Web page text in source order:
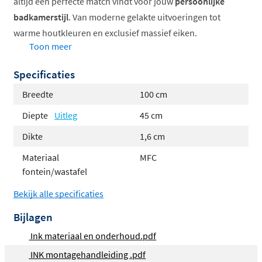
badkamerstijl. Van moderne gelakte uitvoeringen tot
warme houtkleuren en exclusief massief eiken.
MDF gelakt, MFC of massief eiken
Breedtes van 60 tot 180 cm
Geschikt voor opbouwkommen
Drie materiaalsoorten voor elke
voorkeur
Kies voorgelakte MDF topbladen
zoals mat wit, mat zwart, mat antraciet, mat taupe of
hoogglans wit voor een strakke, moderne uitstraling.
Verkies je een natuurlijke look? Dan zijn de MFC
varianten in diverse houtdecors zoals greige eiken,
Toon meer
Specificaties
Breedte
100 cm
Diepte Uitleg
45 cm
Dikte
1,6 cm
Materiaal
fontein/wastafel
MFC
Bekijk alle specificaties
Bijlagen
Ink materiaal en onderhoud.pdf
INK montagehandleiding .pdf